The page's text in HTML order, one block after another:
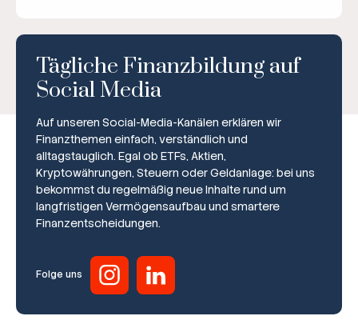
Broker-Vergleich
Ratgeber
Tägliche Finanzbildung auf
Social Media
Auf unseren Social-Media-Kanälen erklären wir
Finanzthemen einfach, verständlich und
alltagstauglich. Egal ob ETFs, Aktien,
Kryptowährungen, Steuern oder Geldanlage: bei uns
bekommst du regelmäßig neue Inhalte rund um
langfristigen Vermögensaufbau und smartere
Finanzentscheidungen.
Folge uns